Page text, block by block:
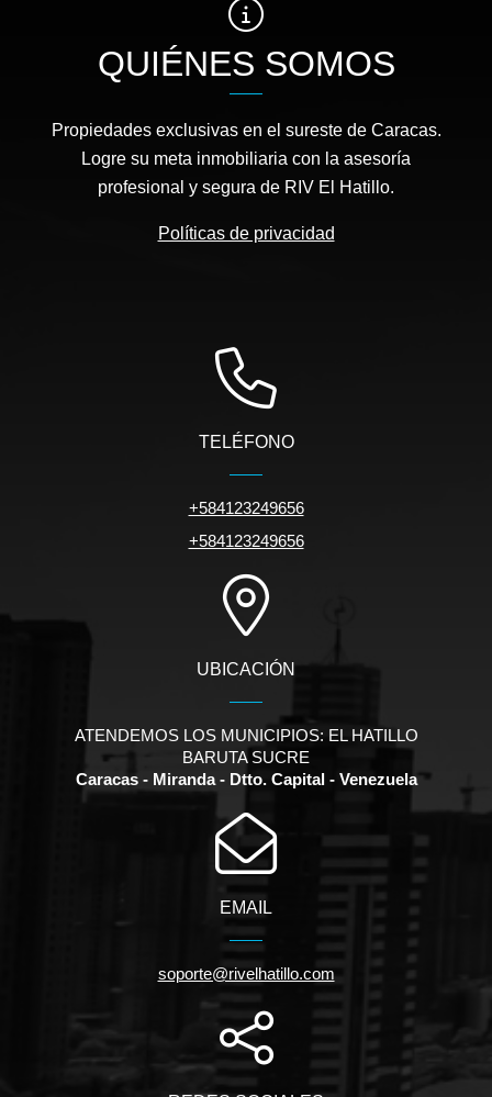
QUIÉNES SOMOS
Propiedades exclusivas en el sureste de Caracas.
Logre su meta inmobiliaria con la asesoría
profesional y segura de RIV El Hatillo.
Políticas de privacidad
TELÉFONO
+584123249656
+584123249656
UBICACIÓN
ATENDEMOS LOS MUNICIPIOS: EL HATILLO
BARUTA SUCRE
Caracas - Miranda - Dtto. Capital - Venezuela
EMAIL
soporte@rivelhatillo.com